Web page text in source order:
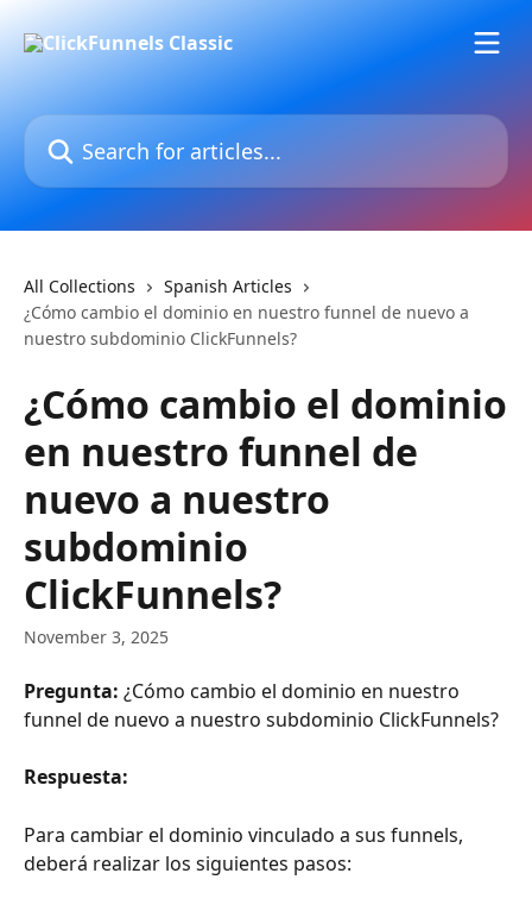
Search for articles...
All Collections
Spanish Articles
¿Cómo cambio el dominio en nuestro funnel de nuevo a
nuestro subdominio ClickFunnels?
¿Cómo cambio el dominio
en nuestro funnel de
nuevo a nuestro
subdominio
ClickFunnels?
November 3, 2025
Pregunta: ¿Cómo cambio el dominio en nuestro
funnel de nuevo a nuestro subdominio ClickFunnels?
Respuesta:
Para cambiar el dominio vinculado a sus funnels,
deberá realizar los siguientes pasos: